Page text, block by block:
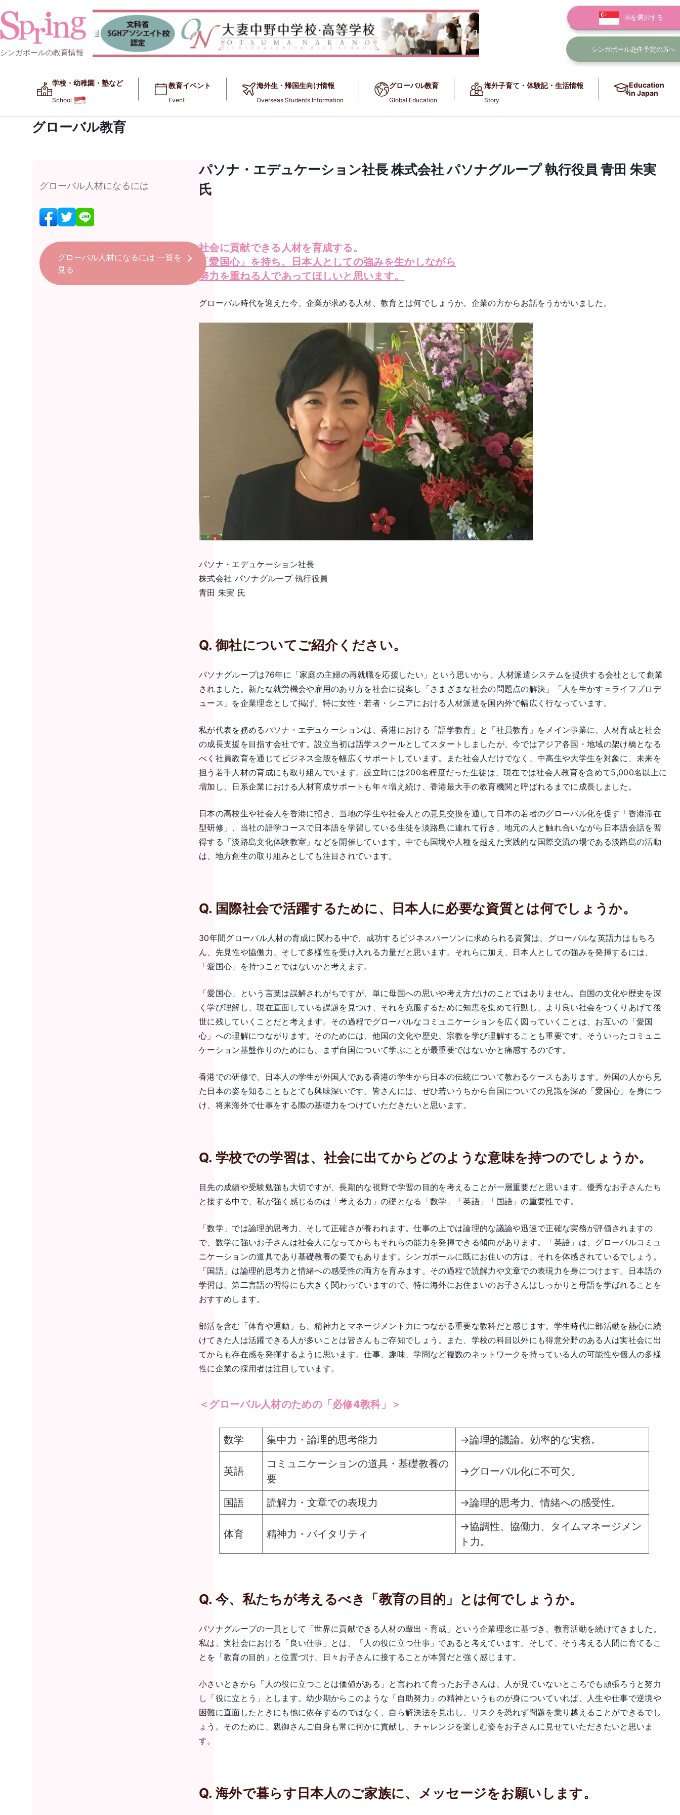
シンガポールの教育情報
国を選択する
シンガポール赴任予定の方へ
学校・幼稚園・塾など​​
School
教育イベント
Event
海外生・帰国生向け情報
Overseas Students Information
グローバル教育
Global Education
海外子育て・体験記・生活情報
Story
Education
in Japan
グローバル教育
グローバル人材になるには
グローバル人材になるには 一覧を
見る
パソナ・エデュケーション社長 株式会社 パソナグループ 執行役員 青田 朱実
氏
社会に貢献できる人材を育成する。
「愛国心」を持ち、日本人としての強みを生かしながら
努力を重ねる人であってほしいと思います。
グローバル時代を迎えた今、企業が求める人材、教育とは何でしょうか。企業の方からお話をうかがいました。
パソナ・エデュケーション社長
株式会社 パソナグループ 執行役員
青田 朱実 氏
Q. 御社についてご紹介ください。
パソナグループは76年に「家庭の主婦の再就職を応援したい」という思いから、人材派遣システムを提供する会社として創業
されました。新たな就労機会や雇用のあり方を社会に提案し「さまざまな社会の問題点の解決」「人を生かす＝ライフプロデ
ュース」を企業理念として掲げ、特に女性・若者・シニアにおける人材派遣を国内外で幅広く行なっています。
私が代表を務めるパソナ・エデュケーションは、香港における「語学教育」と「社員教育」をメイン事業に、人材育成と社会
の成長支援を目指す会社です。設立当初は語学スクールとしてスタートしましたが、今ではアジア各国・地域の架け橋となる
べく社員教育を通じてビジネス全般を幅広くサポートしています。また社会人だけでなく、中高生や大学生を対象に、未来を
担う若手人材の育成にも取り組んでいます。設立時には200名程度だった生徒は、現在では社会人教育を含めて5,000名以上に
増加し、日系企業における人材育成サポートも年々増え続け、香港最大手の教育機関と呼ばれるまでに成長しました。
日本の高校生や社会人を香港に招き、当地の学生や社会人との意見交換を通して日本の若者のグローバル化を促す「香港滞在
型研修」、当社の語学コースで日本語を学習している生徒を淡路島に連れて行き、地元の人と触れ合いながら日本語会話を習
得する「淡路島文化体験教室」などを開催しています。中でも国境や人種を越えた実践的な国際交流の場である淡路島の活動
は、地方創生の取り組みとしても注目されています。
Q. 国際社会で活躍するために、日本人に必要な資質とは何でしょうか。
30年間グローバル人材の育成に関わる中で、成功するビジネスパーソンに求められる資質は、グローバルな英語力はもちろ
ん、先見性や協働力、そして多様性を受け入れる力量だと思います。それらに加え、日本人としての強みを発揮するには、
「愛国心」を持つことではないかと考えます。
「愛国心」という言葉は誤解されがちですが、単に母国への思いや考え方だけのことではありません。自国の文化や歴史を深
く学び理解し、現在直面している課題を見つけ、それを克服するために知恵を集めて行動し、より良い社会をつくりあげて後
世に残していくことだと考えます。その過程でグローバルなコミュニケーションを広く図っていくことは、お互いの「愛国
心」への理解につながります。そのためには、他国の文化や歴史、宗教を学び理解することも重要です。そういったコミュニ
ケーション基盤作りのためにも、まず自国について学ぶことが最重要ではないかと痛感するのです。
香港での研修で、日本人の学生が外国人である香港の学生から日本の伝統について教わるケースもあります。外国の人から見
た日本の姿を知ることもとても興味深いです。皆さんには、ぜひ若いうちから自国についての見識を深め「愛国心」を身につ
け、将来海外で仕事をする際の基礎力をつけていただきたいと思います。
Q. 学校での学習は、社会に出てからどのような意味を持つのでしょうか。
目先の成績や受験勉強も大切ですが、長期的な視野で学習の目的を考えることが一層重要だと思います。優秀なお子さんたち
と接する中で、私が強く感じるのは「考える力」の礎となる「数学」「英語」「国語」の重要性です。
「数学」では論理的思考力、そして正確さが養われます。仕事の上では論理的な議論や迅速で正確な実務が評価されますの
で、数学に強いお子さんは社会人になってからもそれらの能力を発揮できる傾向があります。「英語」は、グローバルコミュ
ニケーションの道具であり基礎教養の要でもあります。シンガポールに既にお住いの方は、それを体感されているでしょう。
「国語」は論理的思考力と情緒への感受性の両方を育みます。その過程で読解力や文章での表現力を身につけます。日本語の
学習は、第二言語の習得にも大きく関わっていますので、特に海外にお住まいのお子さんはしっかりと母語を学ばれることを
おすすめします。
部活を含む「体育や運動」も、精神力とマネージメント力につながる重要な教科だと感じます。学生時代に部活動を熱心に続
けてきた人は活躍できる人が多いことは皆さんもご存知でしょう。また、学校の科目以外にも得意分野のある人は実社会に出
てからも存在感を発揮するように思います。仕事、趣味、学問など複数のネットワークを持っている人の可能性や個人の多様
性に企業の採用者は注目しています。
＜グローバル人材のための「必修4教科」＞
数学 集中力・論理的思考能力 →論理的議論。効率的な実務。
英語
コミュニケーションの道具・基礎教養の
要
→グローバル化に不可欠。
国語 読解力・文章での表現力 →論理的思考力、情緒への感受性。
体育 精神力・バイタリティ
→協調性、協働力、タイムマネージメン
ト力。
Q. 今、私たちが考えるべき「教育の目的」とは何でしょうか。
パソナグループの一員として「世界に貢献できる人材の輩出・育成」という企業理念に基づき、教育活動を続けてきました。
私は、実社会における「良い仕事」とは、「人の役に立つ仕事」であると考えています。そして、そう考える人間に育てるこ
とを「教育の目的」と位置づけ、日々お子さんに接することが本質だと強く感じます。
小さいときから「人の役に立つことは価値がある」と言われて育ったお子さんは、人が見ていないところでも頑張ろうと努力
し「役に立とう」とします。幼少期からこのような「自助努力」の精神というものが身についていれば、人生や仕事で逆境や
困難に直面したときにも他に依存するのではなく、自ら解決法を見出し、リスクを恐れず問題を乗り越えることができるでし
ょう。そのために、親御さんご自身も常に何かに貢献し、チャレンジを楽しむ姿をお子さんに見せていただきたいと思いま
す。
Q. 海外で暮らす日本人のご家族に、メッセージをお願いします。